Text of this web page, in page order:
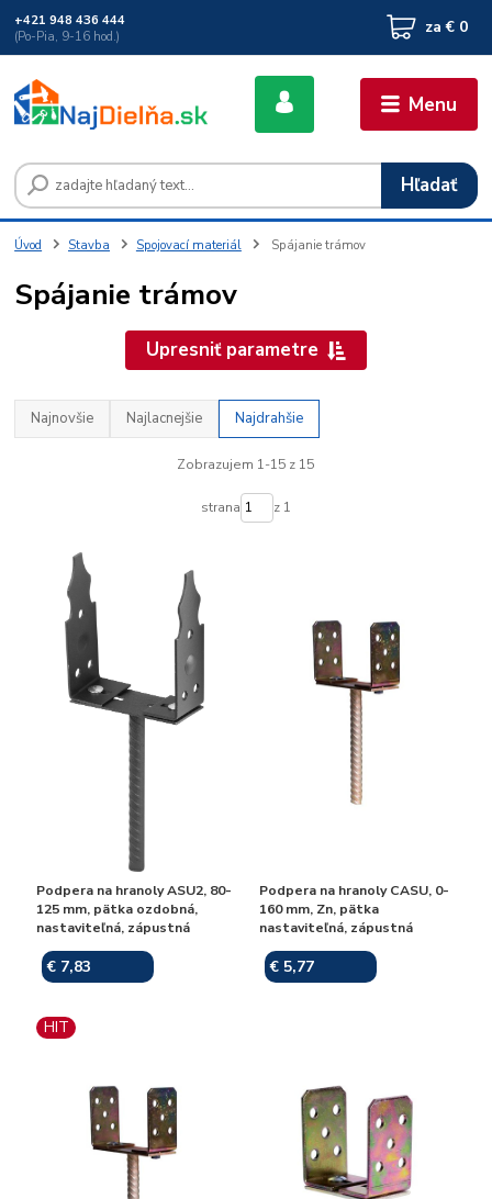
Menu
Hľadať
+421 948 436 444
(Po-Pia, 9-16 hod.)
za € 0
Úvod Stavba Spojovací materiál Spájanie trámov
Spájanie trámov
Upresniť parametre
Najnovšie Najlacnejšie Najdrahšie
Zobrazujem 1-15 z 15
strana z 1
Podpera na hranoly ASU2, 80-
125 mm, pätka ozdobná,
nastaviteľná, zápustná
€ 7,83
Podpera na hranoly CASU, 0-
160 mm, Zn, pätka
nastaviteľná, zápustná
€ 5,77
HIT